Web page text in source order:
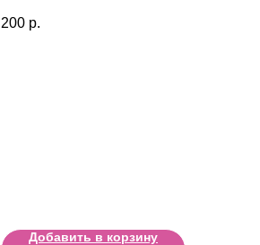
200 р.
Добавить в корзину